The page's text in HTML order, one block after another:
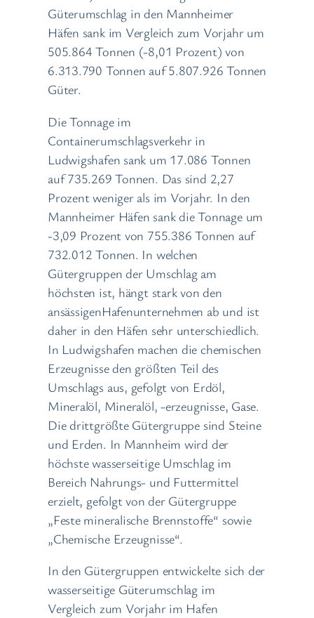
Güterumschlag in den Mannheimer
Häfen sank im Vergleich zum Vorjahr um
505.864 Tonnen (-8,01 Prozent) von
6.313.790 Tonnen auf 5.807.926 Tonnen
Güter.
Die Tonnage im
Containerumschlagsverkehr in
Ludwigshafen sank um 17.086 Tonnen
auf 735.269 Tonnen. Das sind 2,27
Prozent weniger als im Vorjahr. In den
Mannheimer Häfen sank die Tonnage um
-3,09 Prozent von 755.386 Tonnen auf
732.012 Tonnen. In welchen
Gütergruppen der Umschlag am
höchsten ist, hängt stark von den
ansässigenHafenunternehmen ab und ist
daher in den Häfen sehr unterschiedlich.
In Ludwigshafen machen die chemischen
Erzeugnisse den größten Teil des
Umschlags aus, gefolgt von Erdöl,
Mineralöl, Mineralöl, -erzeugnisse, Gase.
Die drittgrößte Gütergruppe sind Steine
und Erden. In Mannheim wird der
höchste wasserseitige Umschlag im
Bereich Nahrungs- und Futtermittel
erzielt, gefolgt von der Gütergruppe
„Feste mineralische Brennstoffe“ sowie
„Chemische Erzeugnisse“.
In den Gütergruppen entwickelte sich der
wasserseitige Güterumschlag im
Vergleich zum Vorjahr im Hafen